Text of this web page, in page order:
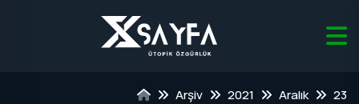
Arşiv 2021 Aralık 23